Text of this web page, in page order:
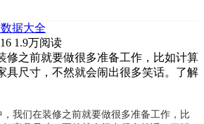
据大全
1.9万阅读
修之前就要做很多准备工作，比如计算
具尺寸，不然就会闹出很多笑话。了解
，我们在装修之前就要做很多准备工作，比